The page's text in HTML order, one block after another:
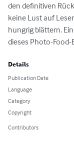
den definitiven
keine Lust auf
hungrig blättern.
dieses Photo-Food-
Details
Publication Date
Language
Category
Copyright
Contributors